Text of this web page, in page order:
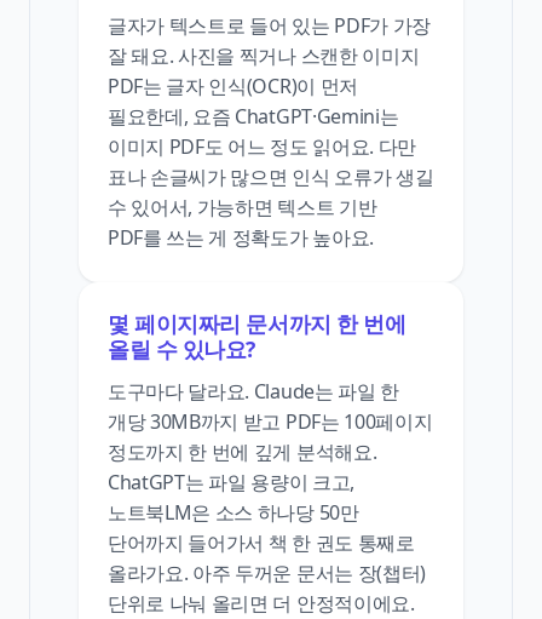
글자가 텍스트로 들어 있는 PDF가 가장
잘 돼요. 사진을 찍거나 스캔한 이미지
PDF는 글자 인식(OCR)이 먼저
필요한데, 요즘 ChatGPT·Gemini는
이미지 PDF도 어느 정도 읽어요. 다만
표나 손글씨가 많으면 인식 오류가 생길
수 있어서, 가능하면 텍스트 기반
PDF를 쓰는 게 정확도가 높아요.
몇 페이지짜리 문서까지 한 번에
올릴 수 있나요?
도구마다 달라요. Claude는 파일 한
개당 30MB까지 받고 PDF는 100페이지
정도까지 한 번에 깊게 분석해요.
ChatGPT는 파일 용량이 크고,
노트북LM은 소스 하나당 50만
단어까지 들어가서 책 한 권도 통째로
올라가요. 아주 두꺼운 문서는 장(챕터)
단위로 나눠 올리면 더 안정적이에요.